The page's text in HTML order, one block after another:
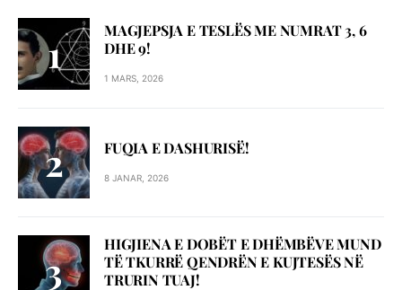
MAGJEPSJA E TESLËS ME NUMRAT 3, 6
DHE 9!
1 MARS, 2026
FUQIA E DASHURISË!
8 JANAR, 2026
HIGJIENA E DOBËT E DHËMBËVE MUND
TË TKURRË QENDRËN E KUJTESËS NË
TRURIN TUAJ!